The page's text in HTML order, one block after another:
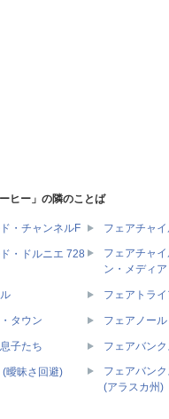
ヒー」の隣のことば
・チャンネルF フェアチャ
・ドルニエ 728
フェアチャ
ン・メディア
フェアトラ
タウン フェアノール
子たち フェアバンク
(曖昧さ回避)
フェアバン
(アラスカ州)